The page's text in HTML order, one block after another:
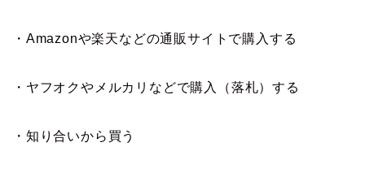
・Amazonや楽天などの通販サイトで購入する
・ヤフオクやメルカリなどで購入（落札）する
・知り合いから買う